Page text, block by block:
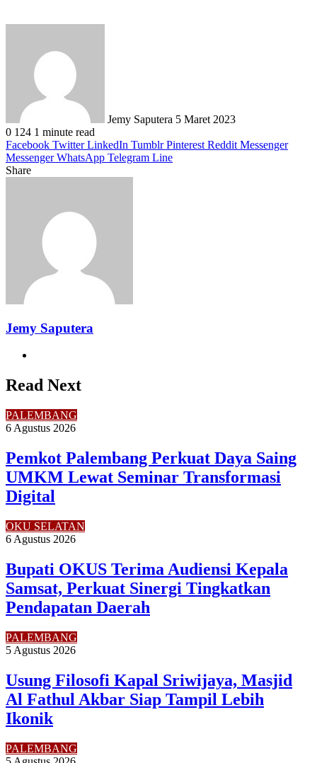
Jemy Saputera 5 Maret 2023
0 124 1 minute read
Facebook Twitter LinkedIn Tumblr Pinterest Reddit Messenger
Messenger WhatsApp Telegram Line
Share
Jemy Saputera
Read Next
PALEMBANG
6 Agustus 2026
Pemkot Palembang Perkuat Daya Saing
UMKM Lewat Seminar Transformasi
Digital
OKU SELATAN
6 Agustus 2026
Bupati OKUS Terima Audiensi Kepala
Samsat, Perkuat Sinergi Tingkatkan
Pendapatan Daerah
PALEMBANG
5 Agustus 2026
Usung Filosofi Kapal Sriwijaya, Masjid
Al Fathul Akbar Siap Tampil Lebih
Ikonik
PALEMBANG